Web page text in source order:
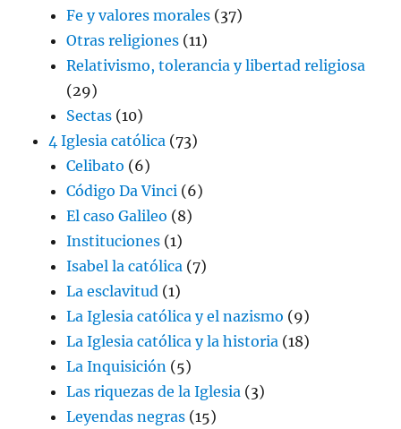
Fe y valores morales (37)
Otras religiones (11)
Relativismo, tolerancia y libertad religiosa
(29)
Sectas (10)
4 Iglesia católica (73)
Celibato (6)
Código Da Vinci (6)
El caso Galileo (8)
Instituciones (1)
Isabel la católica (7)
La esclavitud (1)
La Iglesia católica y el nazismo (9)
La Iglesia católica y la historia (18)
La Inquisición (5)
Las riquezas de la Iglesia (3)
Leyendas negras (15)